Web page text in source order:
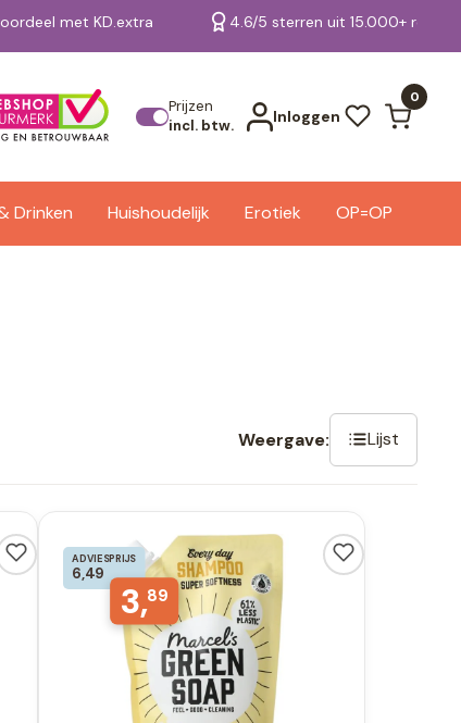
met KD.extra 4.6/5 sterren uit 15.000+
Prijzen
incl. btw.
Inloggen
0
Drinken Huishoudelijk Erotiek OP=OP
Bekijk alle resultaten
Weergave: Lijst
ADVIESPRIJS
6,49
3,89